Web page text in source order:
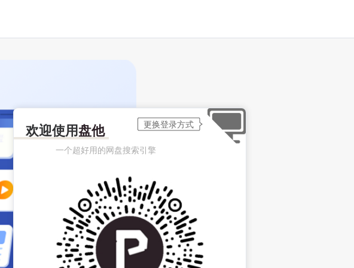
欢迎使用盘他
一个超好用的网盘搜索引擎